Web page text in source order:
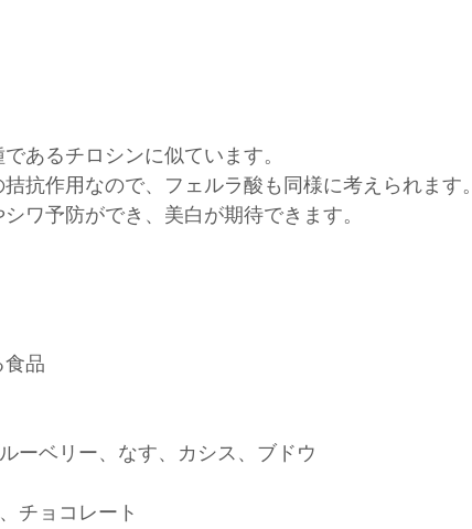
あるチロシンに似ています。
抗作用なので、フェルラ酸も同様に考えられます。
ワ予防ができ、美白が期待できます。
食品
ーベリー、なす、カシス、ブドウ
チョコレート